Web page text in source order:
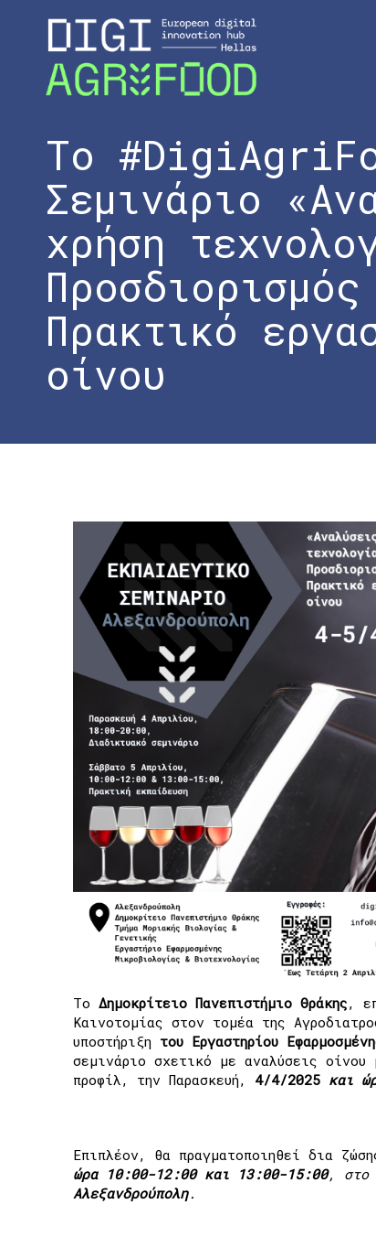
Το
Σεμινάριο
χρήση
Πρακτικό
οίνου
Το Δημοκρίτειο Πανεπιστήμιο Θράκης,
Καινοτομίας στον τομέα της
υποστήριξη του Εργαστηρίου
σεμινάριο σχετικό με αναλύσεις οίνου
προφίλ, την Παρασκευή, 4/4/2025 και
Επιπλέον, θα πραγματοποιηθεί δια
ώρα 10:00-12:00 και 13:00-15:00, στο
Αλεξανδρούπολη.